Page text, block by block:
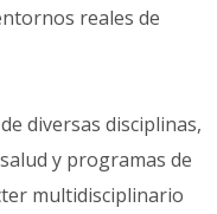
reales de
diversas disciplinas,
y programas de
multidisciplinario